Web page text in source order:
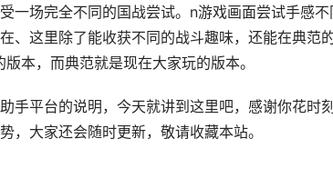
一场完全不同的国战尝试。n游戏画面尝试手感
、这里除了能收获不同的战斗趣味，还能在典范
本，而典范就是现在大家玩的版本。
手平台的说明，今天就讲到这里吧，感谢你花时
，大家还会随时更新，敬请收藏本站。